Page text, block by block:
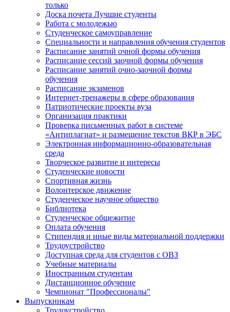
только
Доска почета Лучшие студенты
Работа с молодежью
Студенческое самоуправление
Специальности и направления обучения студентов
Расписание занятий очной формы обучения
Расписание сессий заочной формы обучения
Расписание занятий очно-заочной формы
обучения
Расписание экзаменов
Интернет-тренажеры в сфере образования
Патриотические проекты вуза
Организация практики
Проверка письменных работ в системе
«Антиплагиат» и размещение текстов ВКР в ЭБС
Электронная информационно-образовательная
среда
Творческое развитие и интересы
Студенческие новости
Спортивная жизнь
Волонтерское движение
Студенческое научное общество
Библиотека
Студенческое общежитие
Оплата обучения
Стипендия и иные виды материальной поддержки
Трудоустройство
Доступная среда для студентов с ОВЗ
Учебные материалы
Иностранным студентам
Дистанционное обучение
Чемпионат "Профессионалы"
Выпускникам
Трудоустройство